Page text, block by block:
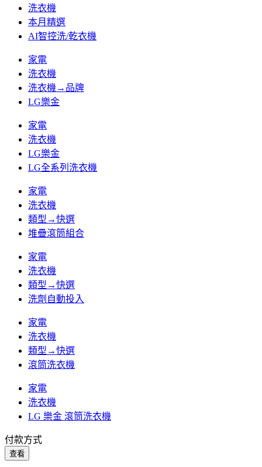
洗衣機
本月精選
AI智控洗/乾衣機
家電
洗衣機
洗衣機→品牌
LG樂金
家電
洗衣機
LG樂金
LG全系列洗衣機
家電
洗衣機
類型→快選
堆疊滾筒組合
家電
洗衣機
類型→快選
洗劑自動投入
家電
洗衣機
類型→快選
滾筒洗衣機
家電
洗衣機
LG 樂金 滾筒洗衣機
付款方式
查看